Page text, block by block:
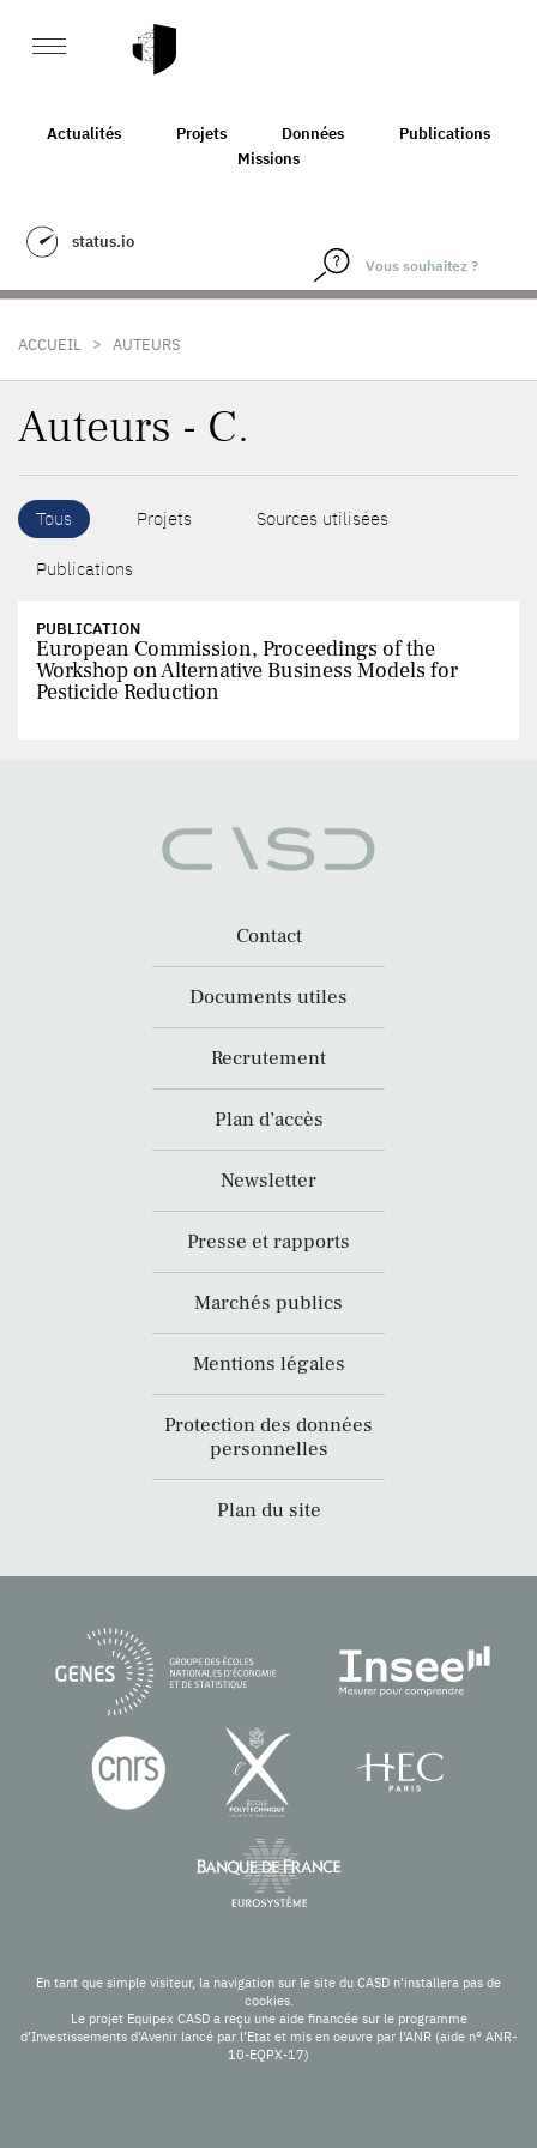
Actualités Projets Données
Publications
Missions
status.io
ACCUEIL > AUTEURS
Auteurs - C.
Tous Projets Sources utilisées
Publications
PUBLICATION
European Commission, Proceedings of the
Workshop on Alternative Business Models for
Pesticide Reduction
Contact
Documents utiles
Recrutement
Plan d’accès
Newsletter
Presse et rapports
Marchés publics
Mentions légales
Protection des données
personnelles
Plan du site
En tant que simple visiteur, la navigation sur le site du CASD n'installera pas de
cookies.
Le projet Equipex CASD a reçu une aide financée sur le programme
d’Investissements d’Avenir lancé par l’Etat et mis en oeuvre par l’ANR (aide n° ANR-
10-EQPX-17)